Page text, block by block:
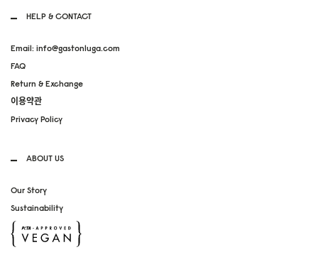
HELP & CONTACT
Email: info@gastonluga.com
FAQ
Return & Exchange
이용약관
Privacy Policy
ABOUT US
Our Story
Sustainability